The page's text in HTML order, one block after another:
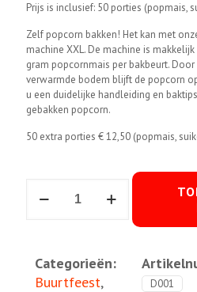
Prijs is inclusief: 50 porties (popmais,
Zelf popcorn bakken! Het kan met
machine XXL. De machine is
gram popcornmais per bakbeurt.
verwarmde bodem blijft de popcorn
u een duidelijke handleiding en
gebakken popcorn.
50 extra porties € 12,50 (popmais,
machine
Categorieën:
Buurtfeest, D001